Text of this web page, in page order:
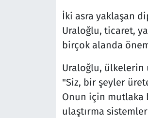
İki asra yaklaşan
Uraloğlu, ticaret,
birçok alanda
Uraloğlu, ülkelerin
"Siz, bir şeyler
Onun için mutlaka
ulaştırma